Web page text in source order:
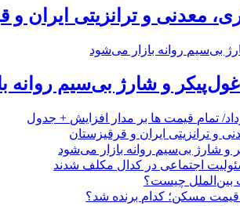
معدنی و ترانزیتی ایران و
و ترانزیتی ایران و قرقیزستان
اجتماعی در کدال مکلف شدند
قیمت مسکن؛ کدام برنده شد؟